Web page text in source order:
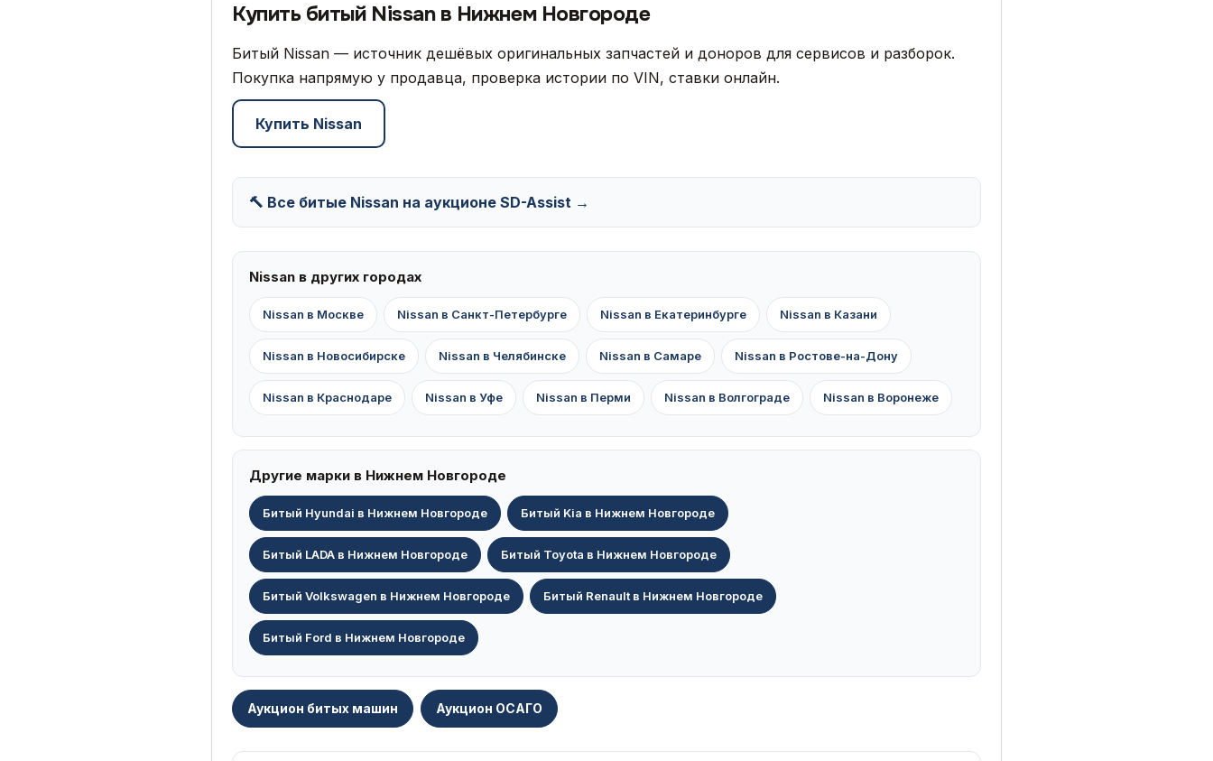
Купить битый Nissan в Нижнем Новгороде
Битый Nissan — источник дешёвых оригинальных запчастей и доноров для сервисов и разборок.
Покупка напрямую у продавца, проверка истории по VIN, ставки онлайн.
Купить Nissan
🔨 Все битые Nissan на аукционе SD-Assist →
Nissan в других городах
Nissan в Москве Nissan в Санкт-Петербурге Nissan в Екатеринбурге Nissan в Казани
Nissan в Новосибирске Nissan в Челябинске Nissan в Самаре Nissan в Ростове-на-Дону
Nissan в Краснодаре Nissan в Уфе Nissan в Перми Nissan в Волгограде Nissan в Воронеже
Другие марки в Нижнем Новгороде
Битый Hyundai в Нижнем Новгороде Битый Kia в Нижнем Новгороде
Битый LADA в Нижнем Новгороде Битый Toyota в Нижнем Новгороде
Битый Volkswagen в Нижнем Новгороде Битый Renault в Нижнем Новгороде
Битый Ford в Нижнем Новгороде
Аукцион битых машин Аукцион ОСАГО